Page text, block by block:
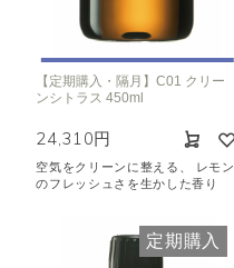
【定期購入・隔月】C01 クリー
ンシトラス 450ml
24,310円
空気をクリーンに整える、 レモン
のフレッシュさを生かした香り
定期購入